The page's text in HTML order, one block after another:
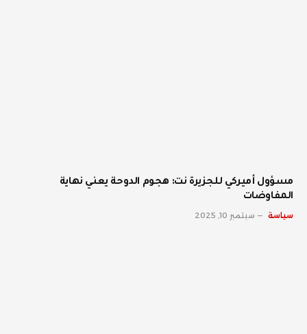
مسؤول أميركي للجزيرة نت: هجوم الدوحة يعني نهاية
المفاوضات
سياسة سبتمبر 10, 2025